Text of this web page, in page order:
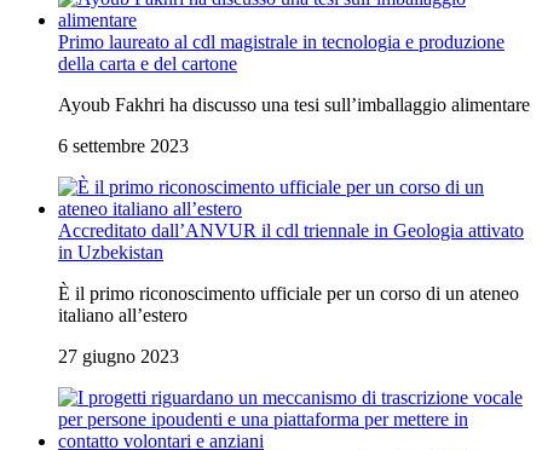
Primo laureato al cdl magistrale in tecnologia e produzione
della carta e del cartone
Ayoub Fakhri ha discusso una tesi sull’imballaggio alimentare
6 settembre 2023
Accreditato dall’ANVUR il cdl triennale in Geologia attivato
in Uzbekistan
È il primo riconoscimento ufficiale per un corso di un ateneo
italiano all’estero
27 giugno 2023